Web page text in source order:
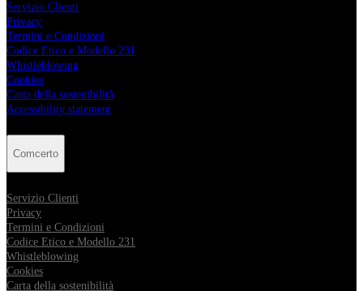
Servizio Clienti
Privacy
Termini e Condizioni
Codice Etico e Modello 231
Whistleblowing
Cookies
Carta della sostenibilità
Accessibility statement
Comcerto
Servizio Clienti
Privacy
Termini e Condizioni
Codice Etico e Modello 231
Whistleblowing
Cookies
Carta della sostenibilità